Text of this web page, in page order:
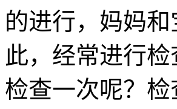
的进行，妈妈
此，经常进行
检查一次呢？